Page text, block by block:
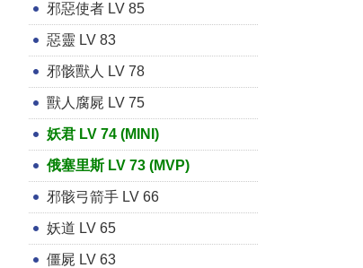
邪惡使者 LV 85
惡靈 LV 83
邪骸獸人 LV 78
獸人腐屍 LV 75
妖君 LV 74 (MINI)
俄塞里斯 LV 73 (MVP)
邪骸弓箭手 LV 66
妖道 LV 65
僵屍 LV 63